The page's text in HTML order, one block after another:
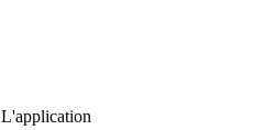
L'application